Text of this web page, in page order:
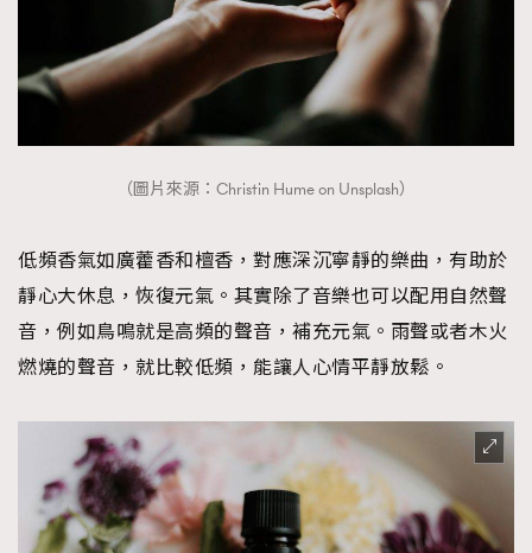
（圖片來源：Christin Hume on Unsplash）
低頻香氣如廣藿香和檀香，對應深沉寧靜的樂曲，有助於
靜心大休息，恢復元氣。其實除了音樂也可以配用自然聲
音，例如鳥鳴就是高頻的聲音，補充元氣。雨聲或者木火
燃燒的聲音，就比較低頻，能讓人心情平靜放鬆。